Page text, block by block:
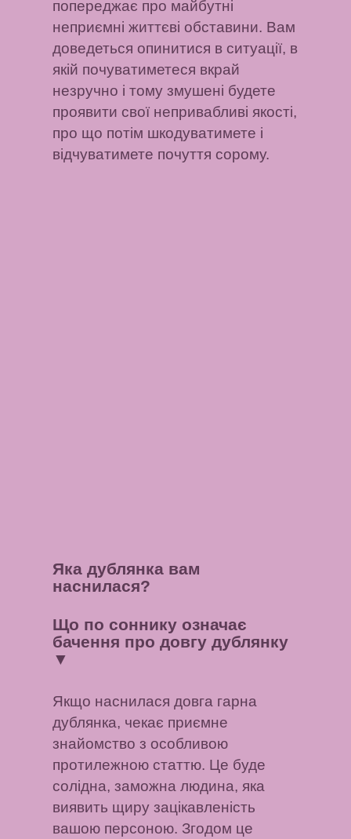
попереджає про майбутні
неприємні життєві обставини. Вам
доведеться опинитися в ситуації, в
якій почуватиметеся вкрай
незручно і тому змушені будете
проявити свої непривабливі якості,
про що потім шкодуватимете і
відчуватимете почуття сорому.
Яка дублянка вам
наснилася?
Що по соннику означає
бачення про довгу дублянку
▼
Якщо наснилася довга гарна
дублянка, чекає приємне
знайомство з особливою
протилежною статтю. Це буде
солідна, заможна людина, яка
виявить щиру зацікавленість
вашою персоною. Згодом це